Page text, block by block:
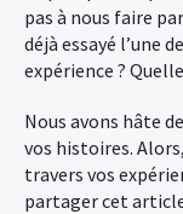
pas à nous faire
déjà essayé l’une
expérience ?
Nous avons hâte
vos histoires.
travers vos
partager cet